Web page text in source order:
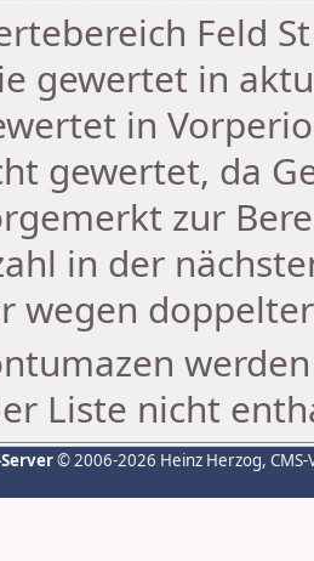
Feld
gewertet in
in
gewertet, da
zur
in der
wegen
Liste nicht
© 2006-2026 Heinz Herzog,